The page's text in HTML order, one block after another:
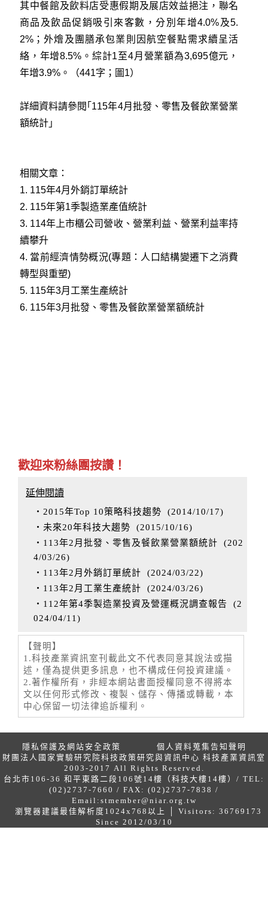
其中餐館及飲料店受惠假期及展店效益挹注，聯名
商品及飲品促銷吸引來客數，分別年增4.0%及5.
2%；外燴及團膳承包業則因航空餐點需求續呈活
絡，年增8.5%。綜計1至4月營業額為3,695億元，
年增3.9%。（441字；圖1）
詳細資料請參閱｢115年4月批發、零售及餐飲業營業
額統計」
相關文章：
1. 115年4月外銷訂單統計
2. 115年第1季製造業產值統計
3. 114年上市櫃公司營收、營業利益、營業利益率持
續攀升
4. 當前經濟情勢概況(專題：人口結構變遷下之消費
轉型與重塑)
5. 115年3月工業生產統計
6. 115年3月批發、零售及餐飲業營業額統計
歡迎來粉絲團按讚！
延伸閱讀
‧2015年Top 10策略科技趨勢 (2014/10/17)
‧未來20年科技大趨勢 (2015/10/16)
‧113年2月批發、零售及餐飲業營業額統計 (202
4/03/26)
‧113年2月外銷訂單統計 (2024/03/22)
‧113年2月工業生產統計 (2024/03/26)
‧112年第4季製造業投資及營運概況調查報告 (2
024/04/11)
【聲明】
1.科技產業資訊室刊載此文不代表同意其說法或描
述，僅為提供更多訊息，也不構成任何投資建議。
2.著作權所有，非經本網站書面授權同意不得將本
文以任何形式修改、複製、儲存、傳播或轉載，本
中心保留一切法律追訴權利。
隱私保護及網站安全政策
個人資料蒐集告知聲明
財團法人國家實驗研究院科技政策研究與資訊中心 科技產業資訊室
2003-2017 All Rights Reserved.
台北市106-36 和平東路二段106號14樓（科技大樓14樓）/ TEL:
(02)2737-7660 / FAX: (02)2737-7838 /
Email: stmember@niar.org.tw
瀏覽器建議最佳解析度1024x768以上 │ Visitors: 36769173
Since 2012/03/10